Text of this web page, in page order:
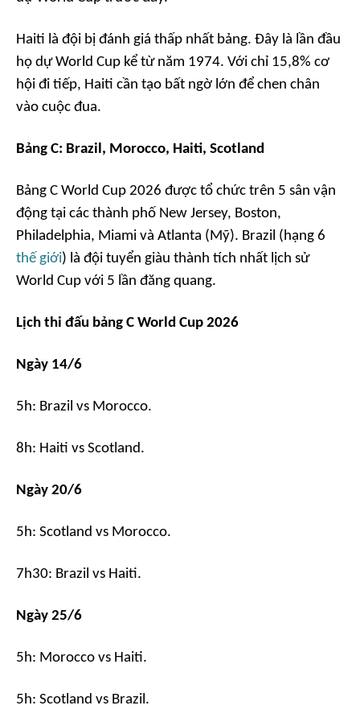
Haiti là đội bị đánh giá thấp nhất bảng. Đây là lần đầu
họ dự World Cup kể từ năm 1974. Với chỉ 15,8% cơ
hội đi tiếp, Haiti cần tạo bất ngờ lớn để chen chân
vào cuộc đua.
Bảng C: Brazil, Morocco, Haiti, Scotland
Bảng C World Cup 2026 được tổ chức trên 5 sân vận
động tại các thành phố New Jersey, Boston,
Philadelphia, Miami và Atlanta (Mỹ). Brazil (hạng 6
thế giới) là đội tuyển giàu thành tích nhất lịch sử
World Cup với 5 lần đăng quang.
Lịch thi đấu bảng C World Cup 2026
Ngày 14/6
5h: Brazil vs Morocco.
8h: Haiti vs Scotland.
Ngày 20/6
5h: Scotland vs Morocco.
7h30: Brazil vs Haiti.
Ngày 25/6
5h: Morocco vs Haiti.
5h: Scotland vs Brazil.